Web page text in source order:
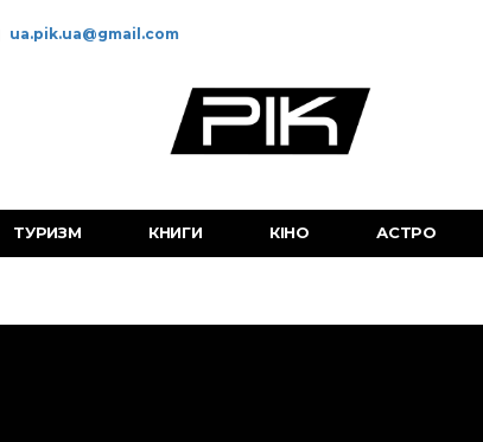
ua.pik.ua@gmail.com
ТУРИЗМ КНИГИ КІНО АСТРО